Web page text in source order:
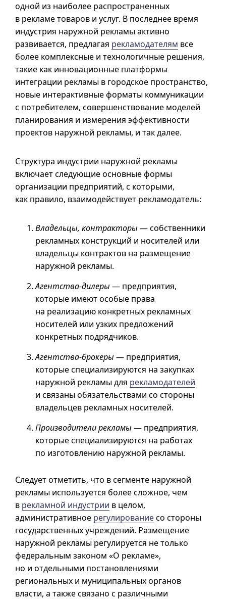
одной из наиболее распространенных
в рекламе товаров и услуг. В последнее время
индустрия наружной рекламы активно
развивается, предлагая рекламодателям все
более комплексные и технологичные решения,
такие как инновационные платформы
интеграции рекламы в городское пространство,
новые интерактивные форматы коммуникации
с потребителем, совершенствование моделей
планирования и измерения эффективности
проектов наружной рекламы, и так далее.
Структура индустрии наружной рекламы
включает следующие основные формы
организации предприятий, с которыми,
как правило, взаимодействует рекламодатель:
Владельцы, контракторы — собственники
рекламных конструкций и носителей или
владельцы контрактов на размещение
наружной рекламы.
Агентства-дилеры — предприятия,
которые имеют особые права
на реализацию конкретных рекламных
носителей или узких предложений
конкретных подрядчиков.
Агентства-брокеры — предприятия,
которые специализируются на закупках
наружной рекламы для рекламодателей
и связаны обязательствами со стороны
владельцев рекламных носителей.
Производители рекламы — предприятия,
которые специализируются на работах
по изготовлению наружной рекламы.
Следует отметить, что в сегменте наружной
рекламы используется более сложное, чем
в рекламной индустрии в целом,
административное регулированиесо стороны
государственных учреждений. Размещение
наружной рекламы регулируется не только
федеральным законом «О рекламе»,
но и отдельными постановлениями
региональных и муниципальных органов
власти, а также связано с различными